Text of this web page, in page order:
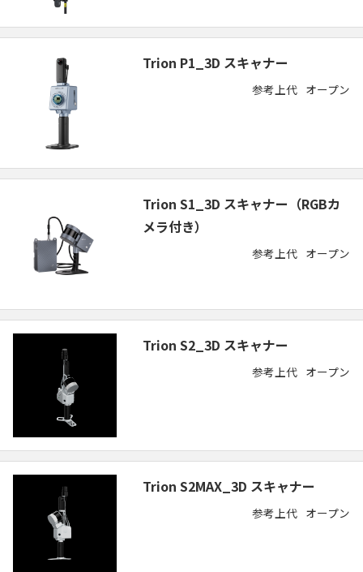
Trion P1_3D スキャナー
参考上代 オープン
Trion S1_3D スキャナー（RGBカ
メラ付き）
参考上代 オープン
Trion S2_3D スキャナー
参考上代 オープン
Trion S2MAX_3D スキャナー
参考上代 オープン